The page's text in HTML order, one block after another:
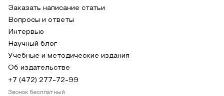
Заказать написание статьи
Вопросы и ответы
Интервью
Научный блог
Учебные и методические издания
Об издательстве
+7 (472) 277-72-99
Звонок бесплатный